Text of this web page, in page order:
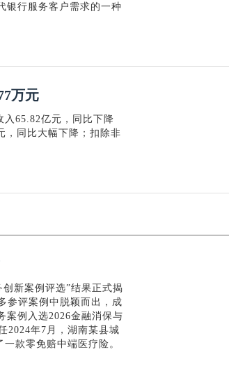
银行服务客户需求的一种
万元
入65.82亿元，同比下降
，同比大幅下降；扣除非
新案例评选”结果正式揭
参评案例中脱颖而出，成
案例入选2026金融消保与
2024年7月，湖南某县城
款零免赔中端医疗险。